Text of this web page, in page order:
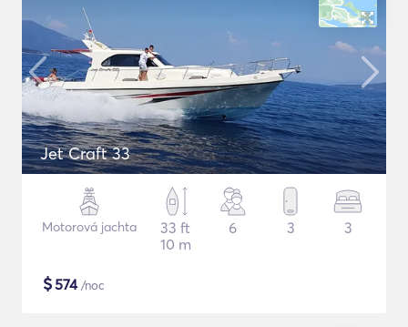
Jet Craft 33
Motorová jachta
33 ft
10 m
6 3 3
$574/noc